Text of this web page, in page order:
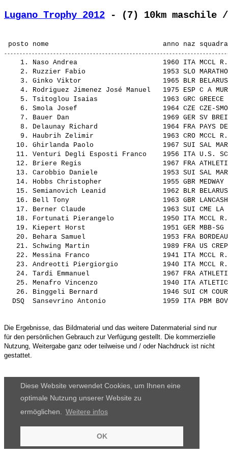
Diese Website verwendet Cookies, um Ihnen eine
optimale Nutzung unserer Website zu
ermöglichen.
Weitere infos
OK
Lugano Trophy 2012 - (7) 10km maschile /
    1.
Naso Andrea
1960 ITA
    2.
Ruzzier Fabio
1953 SLO
    3.
Ginko Viktor
1965 BLR
    4.
Rodriguez Jimenez José Manuel
1975 ESP C
    5.
Tsitoglou Isaias
1963 GRC
    6.
Smola Josef
1964 CZE
    7.
Bauer Dan
1969 GER SV
    8.
Delaunay Richard
1964 FRA
    9.
Haubrih Zelimir
1963 CRO
   10.
Ghirlanda Paolo
1967 SUI SAL
   11.
Venturi Degli Esposti Franco
1956 ITA U.S.
   12.
Briere Regis
1967 FRA
   13.
Carobbio Daniele
1953 SUI SAL
   14.
Hobbs Christopher
1955 GBR
   15.
Semianovich Leanid
1962 BLR
   16.
Bell Tony
1963 GBR
   17.
Berner Claude
1963 SUI
   18.
Fortunati Pierangelo
1950 ITA
   19.
Kiepert Horst
1951 GER
   20.
Behara Samuel
1953 FRA
   21.
Schwing Martin
1989 FRA US
   22.
Messina Franco
1941 ITA
   23.
Andreotti Piergiorgio
1940 ITA
   24.
Tardi Emmanuel
1967 FRA
   25.
Menafro Vincenzo
1940 ITA
   26.
Binggeli Bernard
1946 SUI CM
  DSQ
Sansevrino Antonio
Die Ergebnisse, das Bildmaterial und das weitere Datenmaterial sind nur
für den persönlichen Gebrauch zur Verfügung gestellt. Die kommerzielle
Nutzung, Weitergabe ganz oder teilweise und / oder Nachdruck ist nicht
gestattet.